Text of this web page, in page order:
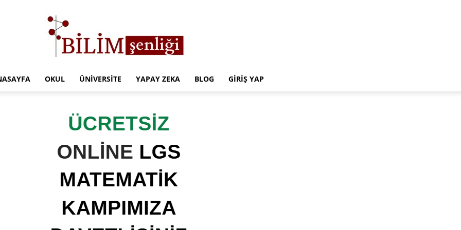
Eğitim
OKUL ÜNIVERSITE YAPAY ZEKA BLOG GIRIŞ YAP